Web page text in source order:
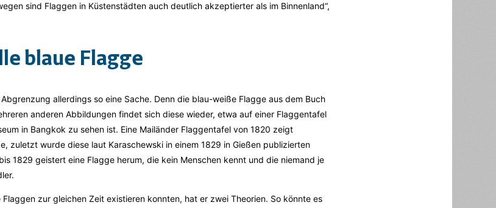
sind Flaggen in Küstenstädten auch deutlich akzeptierter als im Binnenland“,
blaue Flagge
allerdings so eine Sache. Denn die blau-weiße Flagge aus dem Buch
anderen Abbildungen findet sich diese wieder, etwa auf einer Flaggentafel
in Bangkok zu sehen ist. Eine Mailänder Flaggentafel von 1820 zeigt
zuletzt wurde diese laut Karaschewski in einem 1829 in Gießen publizierten
1829 geistert eine Flagge herum, die kein Menschen kennt und die niemand je
zur gleichen Zeit existieren konnten, hat er zwei Theorien. So könnte es